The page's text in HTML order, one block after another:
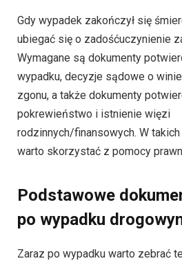
Gdy wypadek zakończył się
ubiegać się o zadośćuczynienie
Wymagane są dokumenty
wypadku, decyzje sądowe o
zgonu, a także dokumenty
pokrewieństwo i istnienie więzi
rodzinnych/finansowych. W
warto skorzystać z pomocy
Podstawowe
po wypadku
Zaraz po wypadku warto zebrać